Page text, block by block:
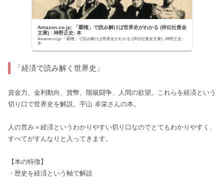
Amazon.co.jp: 「覇権」で読み解けば世界史がわかる (祥伝社黄金
文庫) : 神野正史: 本
Amazon.co.jp: 「覇権」で読み解けば世界史がわかる (祥伝社黄金文庫) : 神野正史:
本
「経済で読み解く世界史」
資金力、金利動向、貨幣、階級闘争、人間の欲望。これらを経済という
切り口で世界史を解説。宇山 卓栄さんの本。
人の営み＝経済というわかりやすい切り口なのでとてもわかりやすく、
すべてがすんなりと入ってきます。
【本の特徴】
・歴史を経済という軸で解説